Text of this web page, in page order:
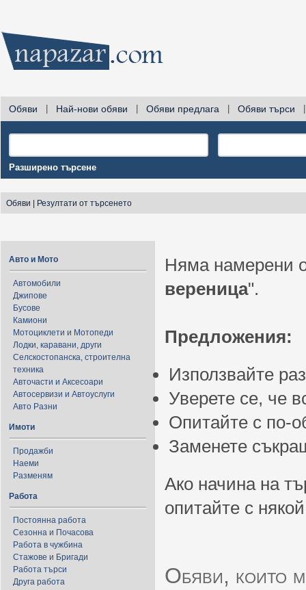
Обяви Най-нови обяви Обяви предлага Обяви търси
Разширено търсене
Обяви Резултати от търсенето
Авто и Мото
Автомобили
Джипове
Бусове
Камиони
Мотоциклети и Мотопеди
Лодки, каравани, други
Селскостопанска, строителна
техника
Авточасти и Аксесоари
Автосервизи и Автоуслуги
Авто Разни
Имоти
Продажби
Наеми
Разменям
Работа
Постоянна работа
Сезонна и Почасова
Работа в чужбина
Стажове и Бригади
Работа търси
Друга работа
Няма намерени
вереница".
Предложения:
Използвайте
Уверете се, че
Опитайте с по-
Заменете
Ако начина на
опитайте с
Обяви, които